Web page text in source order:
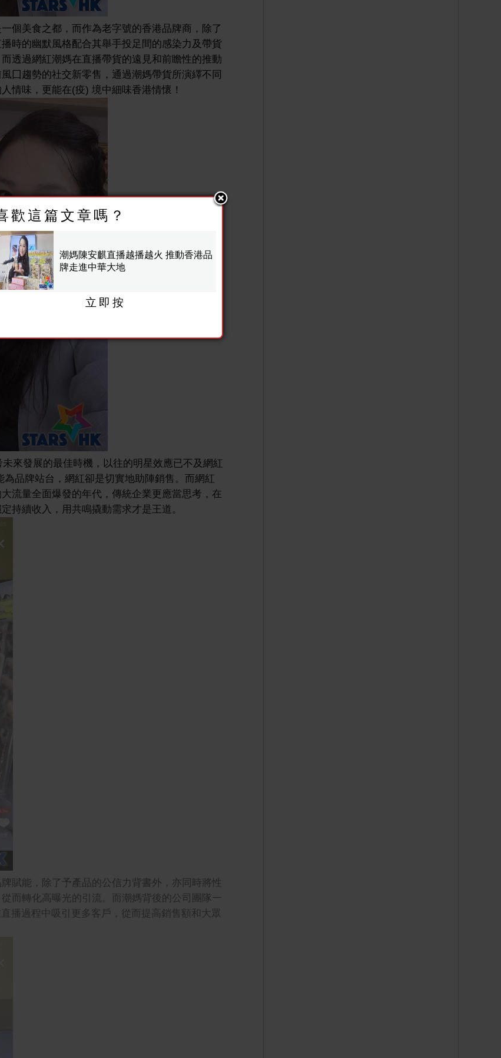
個美食之都，而作為老字號的香港品牌商，除了
時的幽默風格配合其舉手投足間的感染力及帶貨
透過網紅潮媽在直播帶貨的遠見和前瞻性的推動
囗趨勢的社交新零售，通過潮媽帶貨所演繹不同
情味，更能在(疫) 境中細味香港情懷！
來發展的最佳時機，以往的明星效應已不及網紅
品牌站台，網紅卻是切實地助陣銷售。而網紅
流量全面爆發的年代，傳統企業更應當思考，在
持續收入，用共鳴撬動需求才是王道。
賦能，除了予產品的公信力背書外，亦同時將性
而轉化高曝光的引流。而潮媽背後的公司團隊一
播過程中吸引更多客戶，從而提高銷售額和大眾
歡這篇文章嗎？
潮媽陳安麒直播越播越火 推動香港品
牌走進中華大地
立即按